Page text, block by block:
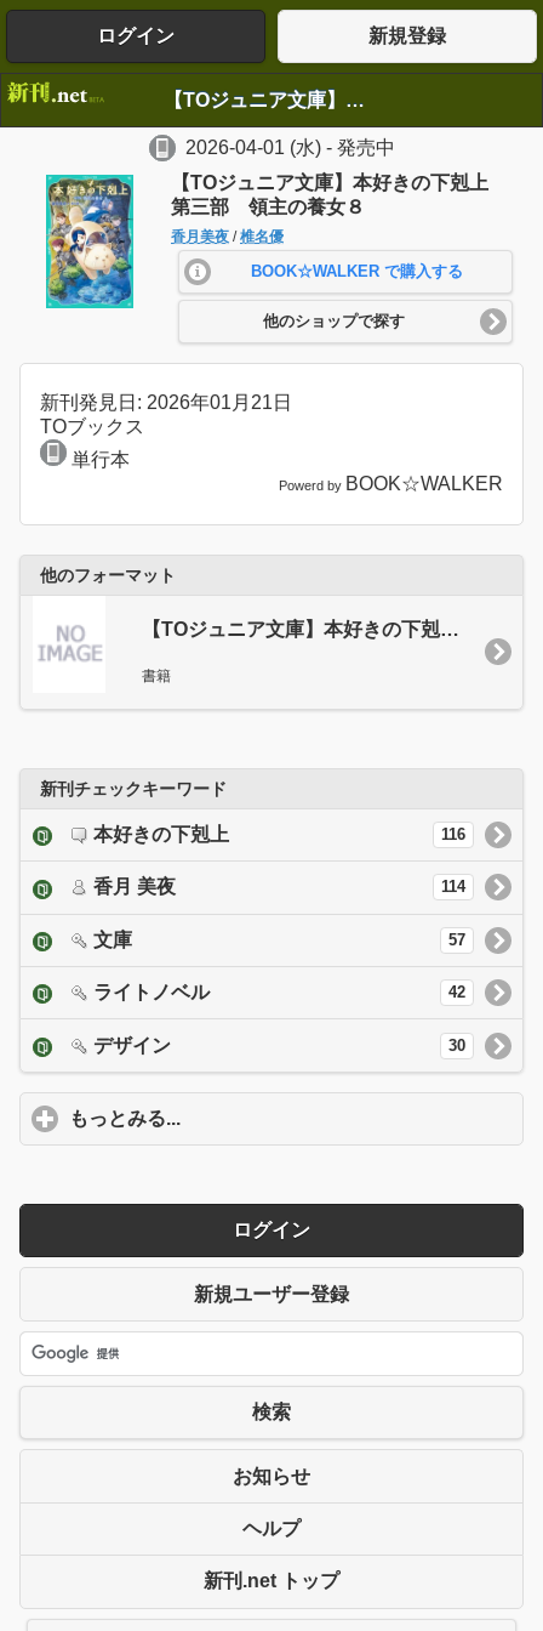
ログイン 新規登録
【TOジュニア文庫】本好きの下剋上 第三部 領主の養女８
2026-04-01 (水)- 発売中
【TOジュニア文庫】本好きの下剋上
第三部 領主の養女８
香月美夜 /椎名優
BOOK☆WALKER で購入する
他のショップで探す
新刊発見日: 2026年01月21日
TOブックス
単行本
Powerd by BOOK☆WALKER
他のフォーマット
【TOジュニア文庫】本好きの下剋上 第三部 領主の養女８
書籍
新刊チェックキーワード
本好きの下剋上 116
香月 美夜 114
文庫 57
ライトノベル 42
デザイン 30
もっとみる...
ログイン
新規ユーザー登録
検索
お知らせ
ヘルプ
新刊.net トップ